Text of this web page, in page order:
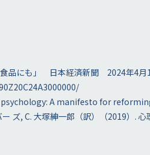
食品にも」 日本経済新聞 2024年4
psychology: A manifesto for
ズ, C. 大塚紳一郎（訳）（2019）.